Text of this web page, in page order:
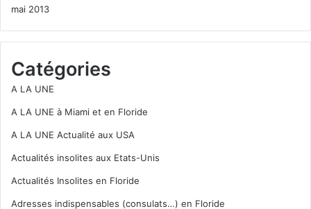
mai 2013
Catégories
A LA UNE
A LA UNE à Miami et en Floride
A LA UNE Actualité aux USA
Actualités insolites aux Etats-Unis
Actualités Insolites en Floride
Adresses indispensables (consulats…) en Floride